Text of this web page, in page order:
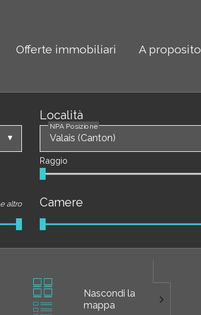
Offerte immobiliari A proposito
Località
NPA Posizione
Raggio
e altro Camere
Nascondi la
mappa